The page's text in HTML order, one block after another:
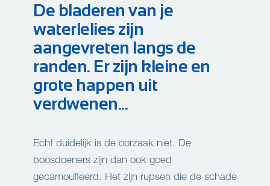
De bladeren van je
waterlelies zijn
aangevreten langs de
randen. Er zijn kleine en
grote happen uit
verdwenen...
Echt duidelijk is de oorzaak niet. De
boosdoeners zijn dan ook goed
gecamoufleerd. Het zijn rupsen die de schade